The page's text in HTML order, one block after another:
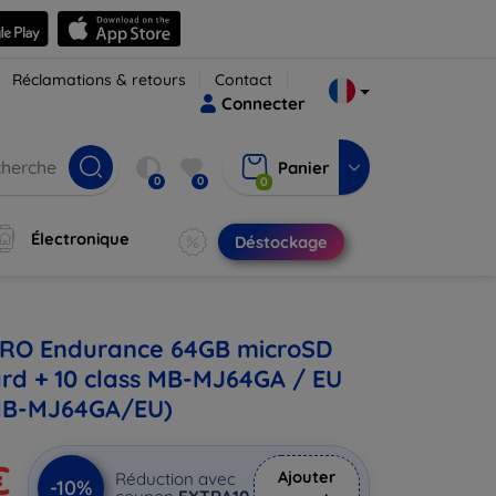
Réclamations & retours Contact
Connecter
0 0 0
Panier
Électronique Déstockage
Endurance 64GB microSD
+ 10 class MB-MJ64GA / EU
MJ64GA/EU)
-10%
Réduction avec
Ajouter